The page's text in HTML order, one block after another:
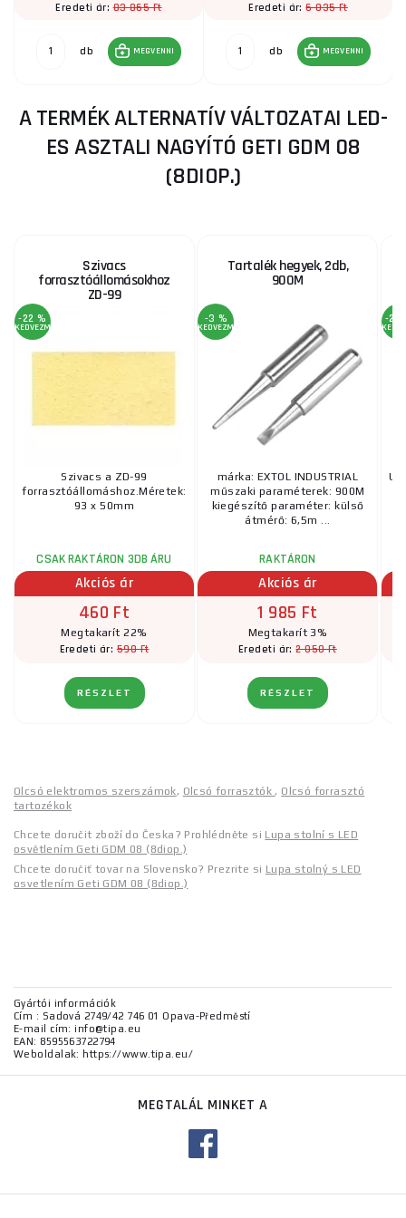
Eredeti ár:83 865 Ft
db MEGVENNI
Eredeti ár:6 035 Ft
db MEGVENNI
A TERMÉK ALTERNATÍV VÁLTOZATAI LED-
ES ASZTALI NAGYÍTÓ GETI GDM 08
(8DIOP.)
Szivacs
forrasztóállomásokhoz
ZD-99
-22 %
KEDVEZMÉNY
Szivacs a ZD-99
forrasztóállomáshoz.Méretek:
93 x 50mm
CSAK RAKTÁRON 3DB ÁRU
Akciós ár
460 Ft
Megtakarít 22%
Eredeti ár:590 Ft
RÉSZLET
Tartalék hegyek, 2db,
900M
-3 %
KEDVEZMÉNY
márka: EXTOL INDUSTRIAL
műszaki paraméterek: 900M
kiegészítő paraméter: külső
átmérő: 6,5m ...
RAKTÁRON
Akciós ár
1 985 Ft
Megtakarít 3%
Eredeti ár:2 050 Ft
RÉSZLET
-25
Olcsó elektromos szerszámok, Olcsó forrasztók, Olcsó forrasztó
tartozékok
Chcete doručit zboží do Česka? Prohlédněte si Lupa stolní s LED
osvětlením Geti GDM 08 (8diop.)
Chcete doručiť tovar na Slovensko? Prezrite si Lupa stolný s LED
osvetlením Geti GDM 08 (8diop.)
Gyártói információk
Cím : Sadová 2749/42 746 01 Opava-Předměstí
E-mail cím: info@tipa.eu
EAN: 8595563722794
Weboldalak: https://www.tipa.eu/
MEGTALÁL MINKET A